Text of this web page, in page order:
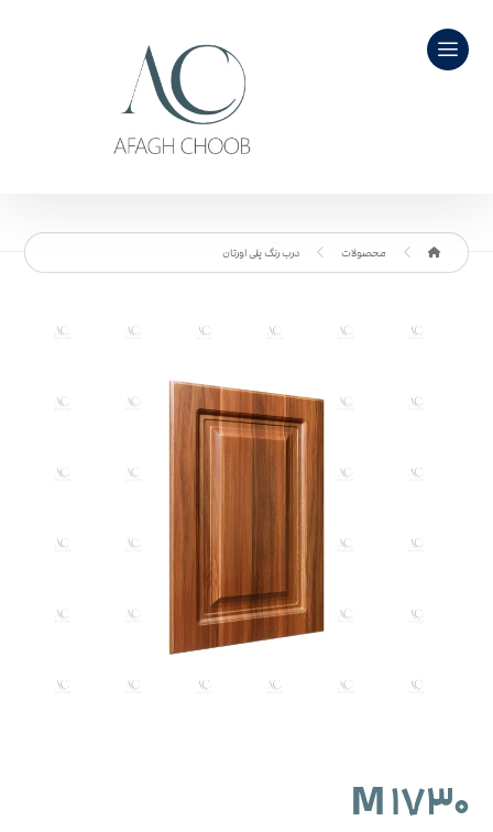
محصولات درب رنگ پلی اورتان
M ۱۷۳۰